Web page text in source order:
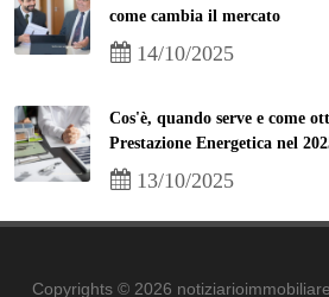
come cambia il mercato
14/10/2025
Cos'è, quando serve e come
Prestazione Energetica nel
13/10/2025
Copyrights © 2026